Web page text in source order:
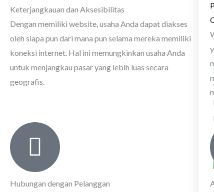
Keterjangkauan dan Aksesibilitas
Dengan memiliki website, usaha Anda dapat diakses
oleh siapa pun dari mana pun selama mereka memiliki
koneksi internet. Hal ini memungkinkan usaha Anda
untuk menjangkau pasar yang lebih luas secara
geografis.
Hubungan dengan Pelanggan